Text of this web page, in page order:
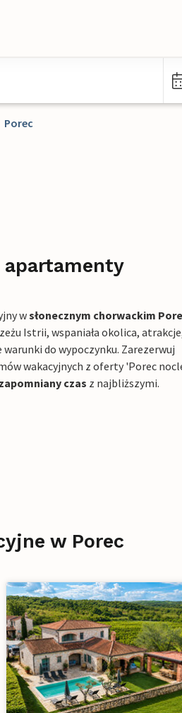
Porec
wsłonecznym chorwackim
Istrii, wspaniała okolica,
do wypoczynku. Zarezerwuj
wakacyjnych z oferty 'Porec
czas z najbliższymi.
w Porec